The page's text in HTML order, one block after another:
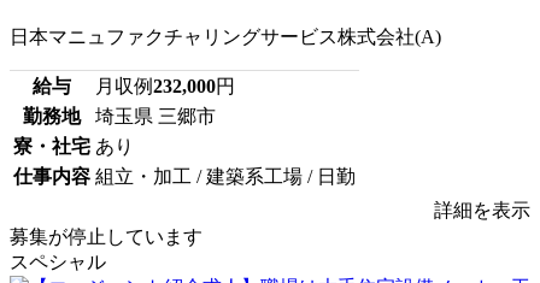
日本マニュファクチャリングサービス株式会社(A)
給与 月収例232,000円
勤務地
埼玉県 三郷市
寮・社宅 あり
仕事内容 組立・加工 / 建築系工場 / 日勤
詳細を表示
募集が停止しています
スペシャル